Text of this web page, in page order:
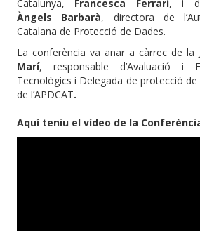
Catalunya, Francesca Ferrari, i
Àngels Barbarà, directora de
Catalana de Protecció de Dades.
La conferència va anar a càrrec de la
Marí, responsable d’Avaluació i
Tecnològics i Delegada de protecció de
de l’APDCAT.
Aquí teniu el vídeo de la